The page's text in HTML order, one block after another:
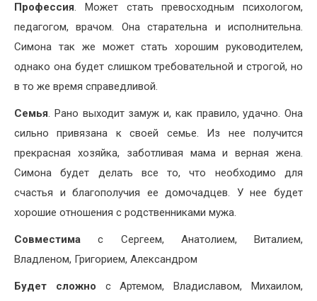
Профессия. Может стать превосходным психологом,
педагогом, врачом. Она старательна и исполнительна.
Симона так же может стать хорошим руководителем,
однако она будет слишком требовательной и строгой, но
в то же время справедливой.
Семья. Рано выходит замуж и, как правило, удачно. Она
сильно привязана к своей семье. Из нее получится
прекрасная хозяйка, заботливая мама и верная жена.
Симона будет делать все то, что необходимо для
счастья и благополучия ее домочадцев. У нее будет
хорошие отношения с родственниками мужа.
Совместима с Сергеем, Анатолием, Виталием,
Владленом, Григорием, Александром
Будет сложно с Артемом, Владиславом, Михаилом,